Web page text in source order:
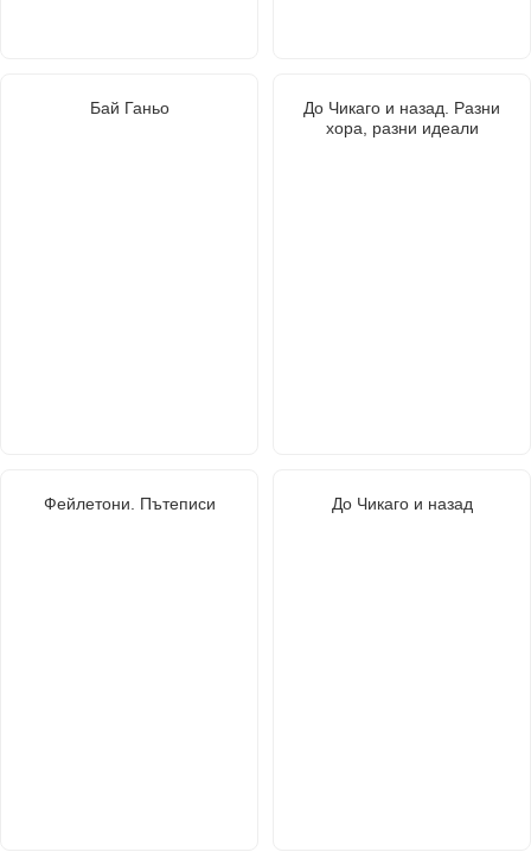
Бай Ганьо
До Чикаго и назад. Разни
хора, разни идеали
Фейлетони. Пътеписи До Чикаго и назад